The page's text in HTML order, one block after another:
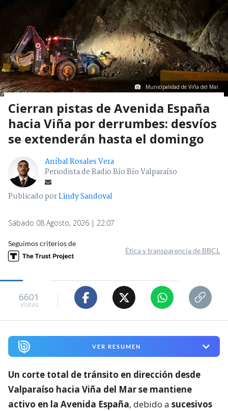
Municipalidad de Viña del Mar.
Cierran pistas de Avenida España
hacia Viña por derrumbes: desvíos
se extenderán hasta el domingo
Aníbal Rosales Vera
Periodista de Radio Bío Bío Valparaíso
Publicado porLindy Sandoval
Sábado 08 Agosto, 2026 | 22:07
Seguimos criterios de
Ética y transparencia de BBCL
6601
visitas
VER RESUMEN
Un corte total de tránsito en dirección desde
Valparaíso hacia Viña del Mar se mantiene
activo en la Avenida España, debido a sucesivos